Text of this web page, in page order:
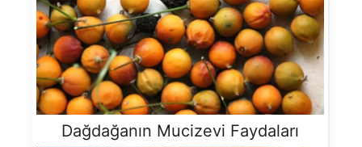
Dağdağanın Mucizevi Faydaları